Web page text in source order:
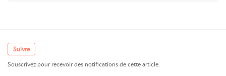
Suivre
Souscrivez pour recevoir des notifications de cette article.